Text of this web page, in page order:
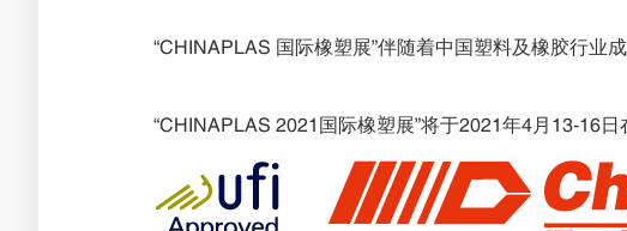
“CHINAPLAS 国际橡塑展”伴随着中国塑料及橡胶行业
“CHINAPLAS 2021国际橡塑展”将于2021年4月13-16